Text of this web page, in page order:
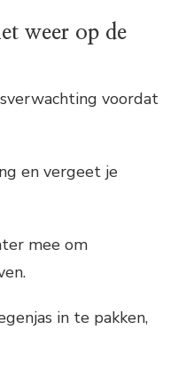
weer op de
voordat
en vergeet je
mee om
in te pakken,